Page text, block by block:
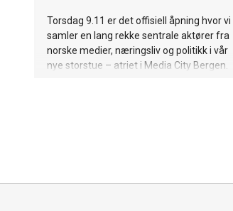
Torsdag 9.11 er det offisiell åpning hvor vi
samler en lang rekke sentrale aktører fra
norske medier, næringsliv og politikk i vår
nye storstue – atriet i Media City Bergen.